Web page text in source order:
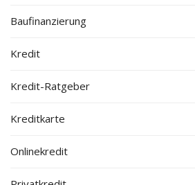
Baufinanzierung
Kredit
Kredit-Ratgeber
Kreditkarte
Onlinekredit